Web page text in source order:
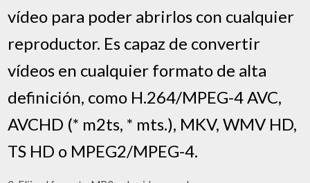
vídeo para poder abrirlos con cualquier
reproductor. Es capaz de convertir
vídeos en cualquier formato de alta
definición, como H.264/MPEG-4 AVC,
AVCHD (* m2ts, * mts.), MKV, WMV HD,
TS HD o MPEG2/MPEG-4.